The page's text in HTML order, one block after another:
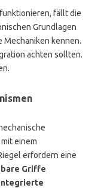
fällt die
Grundlagen
Mechaniken kennen.
achten sollten.
einem
erfordern eine
Griffe